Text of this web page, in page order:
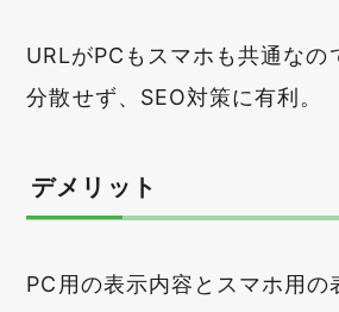
URLがPCもスマホも共通なの
分散せず、SEO対策に有利。
デメリット
PC用の表示内容とスマホ用の